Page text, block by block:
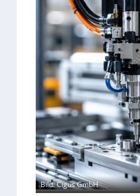
Bild: Cigus GmbH